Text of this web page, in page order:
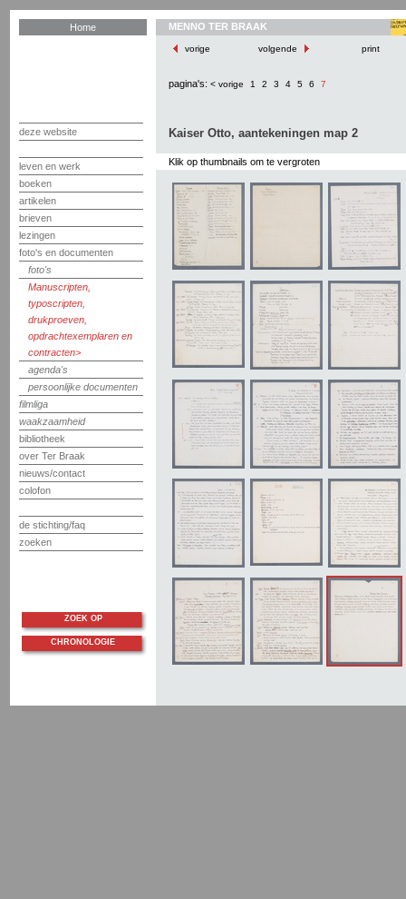
Home
deze website
leven en werk
boeken
artikelen
brieven
lezingen
foto's en documenten
foto's
Manuscripten,
typoscripten,
drukproeven,
opdrachtexemplaren en
contracten
agenda's
persoonlijke documenten
filmliga
waakzaamheid
bibliotheek
over Ter Braak
nieuws/contact
colofon
de stichting/faq
zoeken
MENNO TER BRAAK
vorige volgende print
pagina's: < vorige 1 2 3 4 5 6 7
Kaiser Otto, aantekeningen map 2
Klik op thumbnails om te vergroten
ZOEK OP
CHRONOLOGIE